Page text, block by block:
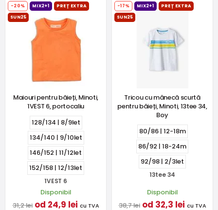
-20% MIX2+1
PREȚ EXTRA
SUN25
Maiouri pentru băieți, Minoti,
1VEST 6, portocaliu
128/134 | 8/9let
134/140 | 9/10let
146/152 | 11/12let
152/158 | 12/13let
1VEST 6
Disponibil
31,2 lei od 24,9 lei cu TVA
-17% MIX2+1
PREȚ EXTRA
SUN25
Tricou cu mânecă scurtă
pentru băieți, Minoti, 13tee 34,
Boy
80/86 | 12-18m
86/92 | 18-24m
92/98 | 2/3let
13tee 34
Disponibil
38,7 lei od 32,3 lei cu TVA